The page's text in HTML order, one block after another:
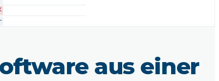
aus einer